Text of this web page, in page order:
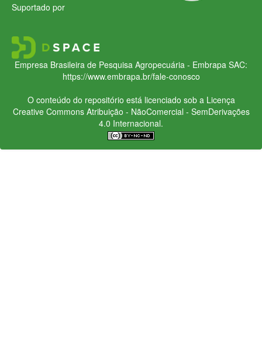
Suportado por
Empresa Brasileira de Pesquisa Agropecuária - Embrapa SAC:
https://www.embrapa.br/fale-conosco
O conteúdo do repositório está licenciado sob a Licença
Creative CommonsAtribuição - NãoComercial - SemDerivações
4.0 Internacional.